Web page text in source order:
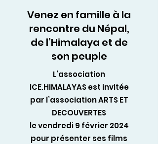
Venez en famille à la
rencontre du Népal,
de l’Himalaya et de
son peuple
L’association
ICE.HIMALAYAS est invitée
par l’association ARTS ET
DECOUVERTES
le vendredi 9 février 2024
pour présenter ses films